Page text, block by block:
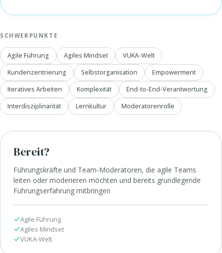
SCHWERPUNKTE
Agile Führung Agiles Mindset
VUKA-Welt
Kundenzentrierung
Selbstorganisation
Empowerment
Iteratives Arbeiten
Komplexität
End-to-End-Verantwortung
Interdisziplinarität
Lernkultur Moderatorenrolle
Bereit?
Führungskräfte und Team-Moderatoren, die agile Teams
leiten oder moderieren möchten und bereits grundlegende
Führungserfahrung mitbringen
Agile Führung
Agiles Mindset
VUKA-Welt